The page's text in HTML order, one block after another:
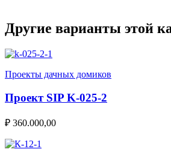
Другие варианты этой
Проекты дачных домиков
Проект SIP K-025-2
₽ 360.000,00